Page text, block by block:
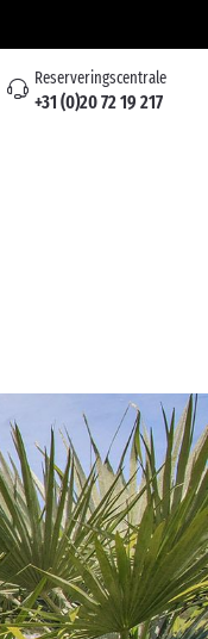
Reserveringscentrale
+31 (0)20 72 19 217